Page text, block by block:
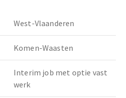
West-Vlaanderen
Komen-Waasten
Interim job met optie vast
werk